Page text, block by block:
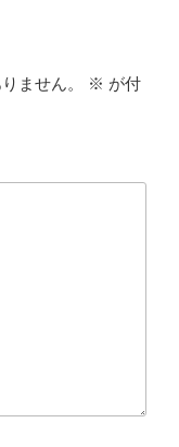
ません。 ※ が付